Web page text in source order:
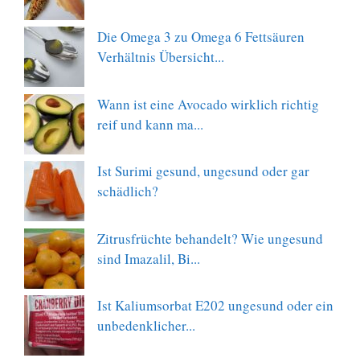
Die Omega 3 zu Omega 6 Fettsäuren
Verhältnis Übersicht...
Wann ist eine Avocado wirklich richtig
reif und kann ma...
Ist Surimi gesund, ungesund oder gar
schädlich?
Zitrusfrüchte behandelt? Wie ungesund
sind Imazalil, Bi...
Ist Kaliumsorbat E202 ungesund oder ein
unbedenklicher...